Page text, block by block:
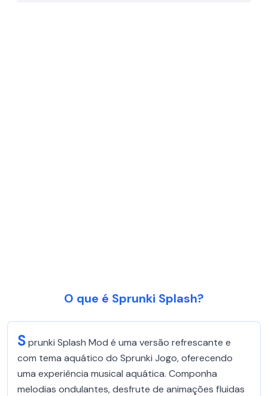
O que é Sprunki Splash?
Sprunki Splash Mod é uma versão refrescante e
com tema aquático do Sprunki Jogo, oferecendo
uma experiência musical aquática. Componha
melodias ondulantes, desfrute de animações fluidas